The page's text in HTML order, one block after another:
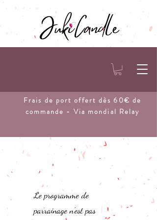
Frais de port offert dès 60€ de
commande - Via mondial Relay
Le programme de
parrainage n'est pas